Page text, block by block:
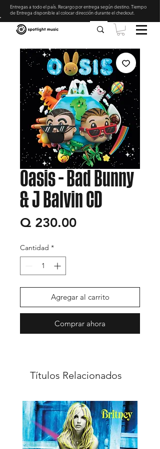
Entregas a todo el país. Recargo por entrega según destino. Tiempo
de Entrega disponible al colocar dirección durante el checkout
Oasis - Bad Bunny
& J Balvin CD
Q 230.00Precio
Cantidad *
Agregar al carrito
Comprar ahora
Títulos Relacionados